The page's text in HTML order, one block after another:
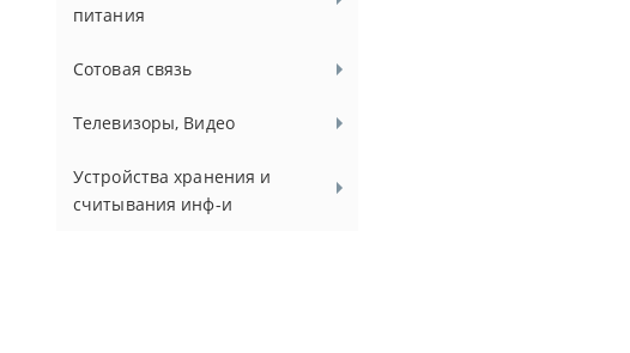
питания
Сотовая связь
Телевизоры, Видео
Устройства хранения и
считывания инф-и